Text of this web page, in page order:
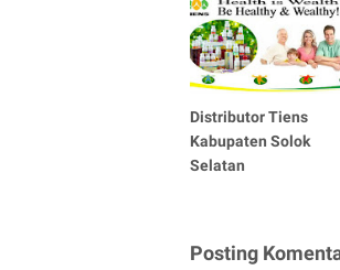
Distributor Tiens
Kabupaten Solok
Selatan
Posting